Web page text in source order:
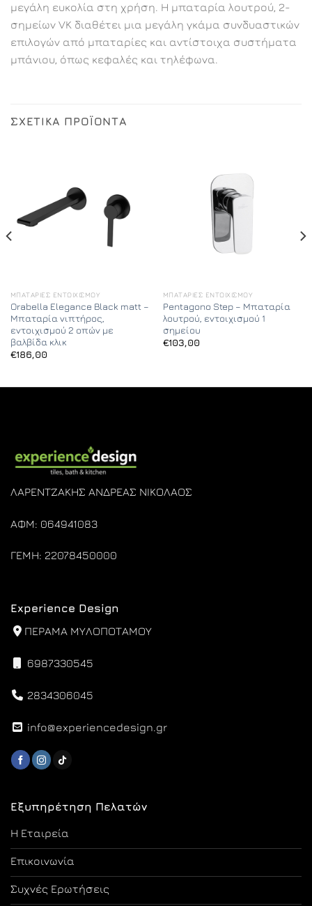
μεγάλη ευκολία στη χρήση. Η μπαταρία λουτρού, 2-
σημείων VK διαθέτει μια μεγάλη γκάμα συνδυαστικών
επιλογών από μπαταρίες και αντίστοιχα συστήματα
μπάνιου, όπως κεφαλές και τηλέφωνα.
ΣΧΕΤΙΚΆ ΠΡΟΪΌΝΤΑ
ΜΠΑΤΑΡΊΕΣ ΕΝΤΟΙΧΙΣΜΟΎ
Orabella Elegance Black matt –
Μπαταρία νιπτήρος,
εντοιχισμού 2 οπών με
βαλβίδα κλικ
€186,00
ΜΠΑΤΑΡΊΕΣ ΕΝΤΟΙΧΙΣΜΟΎ
Pentagono Step – Μπαταρία
λουτρού, εντοιχισμού 1
σημείου
€103,00
ΛΑΡΕΝΤΖΑΚΗΣ ΑΝΔΡΕΑΣ ΝΙΚΟΛΑΟΣ
ΑΦΜ: 064941083
ΓΕΜΗ: 22078450000
Εξυπηρέτηση Πελατών
Η Εταιρεία
Επικοινωνία
Συχνές Ερωτήσεις
Experience Design
ΠΕΡΑΜΑ ΜΥΛΟΠΟΤΑΜΟΥ
6987330545
2834306045
info@experiencedesign.gr